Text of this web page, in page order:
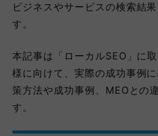
ビジネスやサービスの検索結
す。
本記事は「ローカルSEO」に
様に向けて、実際の成功事例
策方法や成功事例、MEOとの
す。